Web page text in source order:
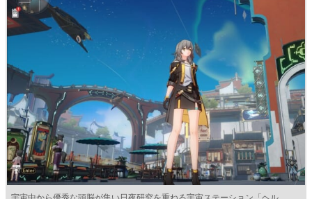
宇宙中から優秀な頭脳が集い日夜研究を重ねる宇宙ステーション「ヘル